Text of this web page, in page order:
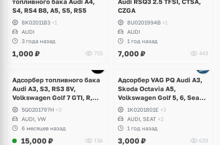
топливного бака Audi A4,
S4, RS4 B8, A5, S5, RS5
8K0201183 +1
AUDI
3 года назад
1,000 ₽ 755
Audi RSQ3 2.5 TFSI, CTSA,
CZGA
8U0201994B +1
AUDI
1 год назад
7,000 ₽ 443
Адсорбер топливного бака
Audi A3, S3, RS3 8V,
Volkswagen Golf 7 GTI, R,
Jetta GLI USA
5Q0201797H +3
AUDI, VW
6 месяцев назад
15,000 ₽ 156
Адсорбер VAG PQ Audi A3,
Skoda Octavia A5,
Volkswagen Golf 5, 6, Seat
Leon1K0201801E +3
AUDI, SEAT +2
1 год назад
3,000 ₽ 633